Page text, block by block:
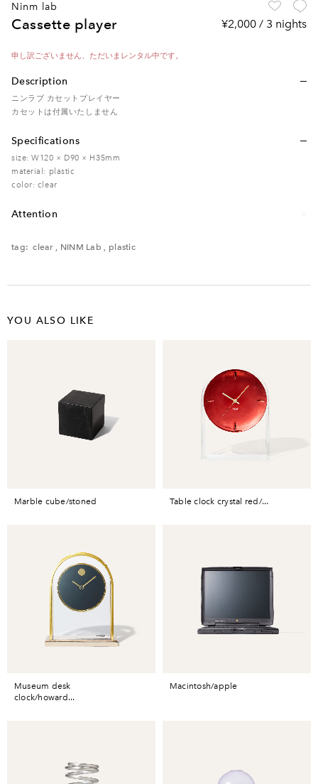
ninm lab
cassette player ¥2,000 / 3 nights
申し訳ございません、ただいまレンタル中です。
Description
ニンラブ カセットプレイヤー
カセットは付属いたしません
Specifications
size: W120 × D90 × H35mm
material: plastic
color: clear
Attention
ださい。
tag: clear, NINM Lab , plastic
YOU ALSO LIKE
marble cube/stoned table clock crystal red/...
museum desk
clock/howard...
macintosh/apple